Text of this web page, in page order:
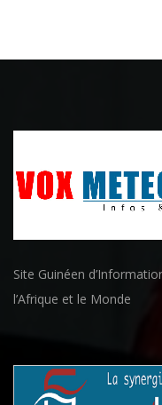
Site Guinéen
l’Afrique et le Monde